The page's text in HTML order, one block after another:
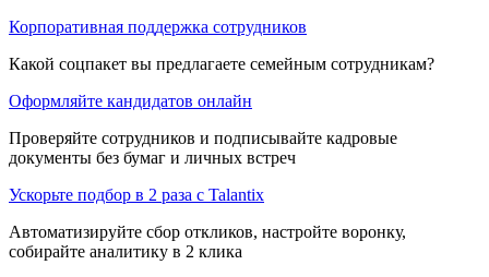
Корпоративная поддержка сотрудников
Какой соцпакет вы предлагаете семейным сотрудникам?
Оформляйте кандидатов онлайн
Проверяйте сотрудников и подписывайте кадровые
документы без бумаг и личных встреч
Ускорьте подбор в 2 раза с Talantix
Автоматизируйте сбор откликов, настройте воронку,
собирайте аналитику в 2 клика